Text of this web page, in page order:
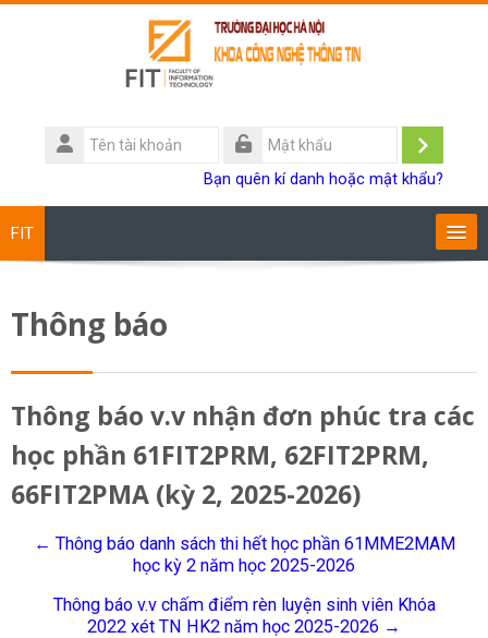
Tên
tài
Đăng
Bạn quên kí danh hoặc mật khẩu?
FIT
Giảng viên
Sinh viên
Research
Tìm
kiếm
khoá
học
Thông báo
Thông báo v.v nhận đơn phúc tra các
học phần 61FIT2PRM, 62FIT2PRM,
66FIT2PMA (kỳ 2, 2025-2026)
← Thông báo danh sách thi hết học phần 61MME2MAM
học kỳ 2 năm học 2025-2026
Thông báo v.v chấm điểm rèn luyện sinh viên Khóa
2022 xét TN HK2 năm học 2025-2026 →